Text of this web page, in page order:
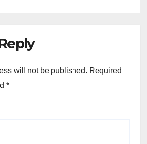
will not be published. Required
*